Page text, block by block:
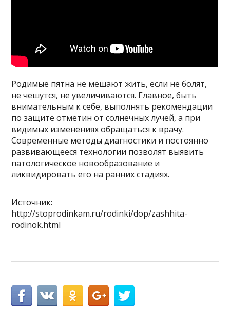
Родимые пятна не мешают жить, если не болят,
не чешутся, не увеличиваются. Главное, быть
внимательным к себе, выполнять рекомендации
по защите отметин от солнечных лучей, а при
видимых изменениях обращаться к врачу.
Современные методы диагностики и постоянно
развивающееся технологии позволят выявить
патологическое новообразование и
ликвидировать его на ранних стадиях.
Источник:
http://stoprodinkam.ru/rodinki/dop/zashhita-
rodinok.html